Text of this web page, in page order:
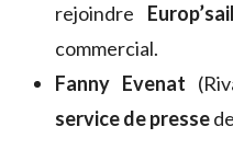
rejoindre
commercial.
Fanny Evenat
service de presse